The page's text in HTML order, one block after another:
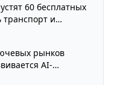
60 бесплатных
транспорт и
рынков
AI-
МВт